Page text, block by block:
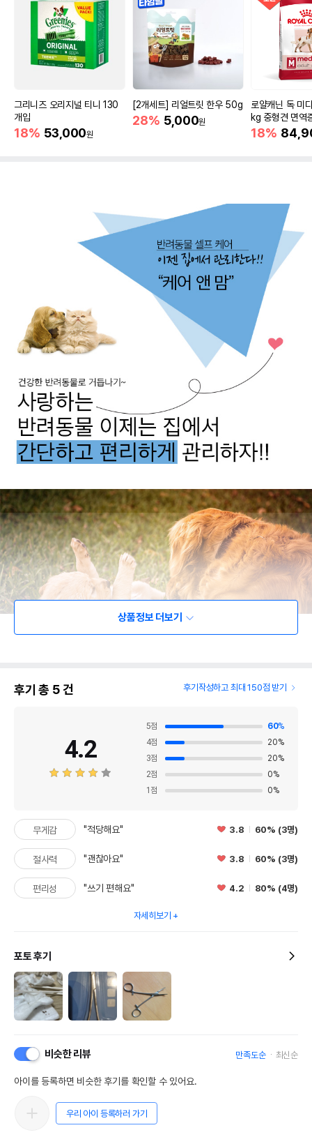
그리니즈 오리지널 티니 130
개입
18% 53,000원
[2개세트] 리얼트릿 한우 50g
28% 5,000원
로얄캐닌 독 미
kg 중형견 면역
18%
상품정보 더보기
후기 총 5건 후기작성하고 최대 150점 받기
4.2
5점 60%
4점 20%
3점 20%
2점 0%
1 점 0%
무게감 "적당해요" 3.8 60% (3명)
절사력 "괜찮아요" 3.8 60% (3명)
편리성 "쓰기 편해요" 4.2 80% (4명)
자세히보기
포토 후기
비슷한 리뷰 만족도순 최신순
아이를 등록하면 비슷한 후기를 확인할 수 있어요.
우리 아이 등록하러 가기